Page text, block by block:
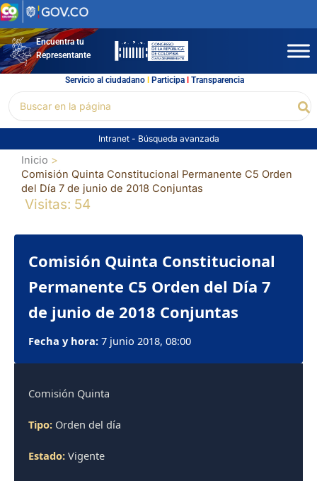
Ir
al
contenidoEncuentra tu
Representante
Servicio al ciudadano l Participal Transparencia
por:
Intranet - Búsqueda avanzada
Inicio
Comisión Quinta Constitucional Permanente C5 Orden
del Día 7 de junio de 2018 Conjuntas
Visitas: 54
Comisión Quinta Constitucional
Permanente C5 Orden del Día 7
de junio de 2018 Conjuntas
Fecha y hora: 7 junio 2018, 08:00
Comisión Quinta
Tipo: Orden del día
Estado: Vigente